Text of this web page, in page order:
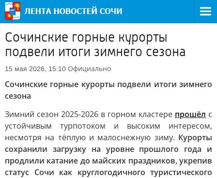
Сочинские горные курорты
подвели итоги зимнего сезона
15 мая 2026, 15:10 Официально
Сочинские горные курорты подвели итоги зимнего
сезона
Зимний сезон 2025-2026 в горном кластере прошёл с
устойчивым турпотоком и высоким интересом,
несмотря на тёплую и малоснежную зиму. Курорты
сохранили загрузку на уровне прошлого года и
продлили катание до майских праздников, укрепив
статус Сочи как круглогодичного туристического